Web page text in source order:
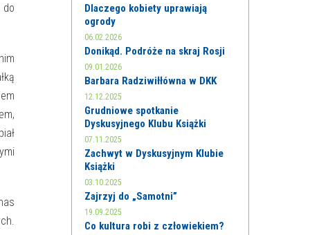
Dlaczego kobiety uprawiają
ogrody
06.02.2026
Donikąd. Podróże na skraj Rosji
09.01.2026
Barbara Radziwiłłówna w DKK
12.12.2025
Grudniowe spotkanie
Dyskusyjnego Klubu Książki
07.11.2025
Zachwyt w Dyskusyjnym Klubie
Książki
03.10.2025
Zajrzyj do „Samotni”
19.09.2025
Co kultura robi z człowiekiem?